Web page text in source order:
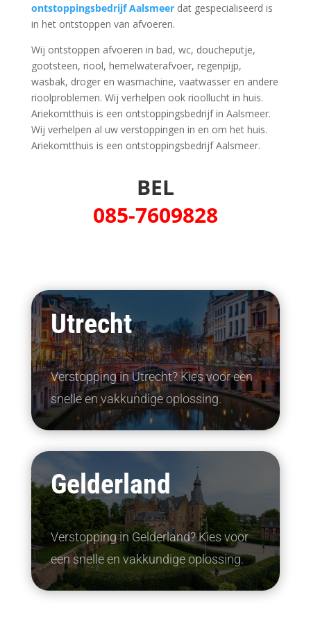
ontstoppingsbedrijf Aalsmeerdat gespecialiseerd is
in het ontstoppen van afvoeren.
Wij ontstoppen afvoeren in bad, wc, doucheputje,
gootsteen, riool, hemelwaterafvoer, regenpijp,
wasbak, droger en wasmachine, vaatwasser en andere
rioolproblemen. Wij verhelpen ook rioollucht in huis.
Ariekomtthuis is een ontstoppingsbedrijf in Aalsmeer.
Wij verhelpen al uw verstoppingen in en om het huis.
Ariekomtthuis is een ontstoppingsbedrijf Aalsmeer.
BEL
085-7609828
Utrecht
Verstopping in Utrecht? Kies voor een
snelle en vakkundige oplossing.
Gelderland
Verstopping in Gelderland? Kies voor
een snelle en vakkundige oplossing.